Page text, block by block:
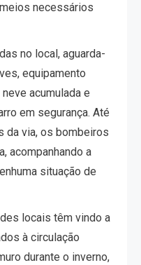
necessários
no local, aguarda-
equipamento
acumulada e
em segurança. Até
da via, os bombeiros
acompanhando a
situação de
locais têm vindo a
à circulação
durante o inverno,